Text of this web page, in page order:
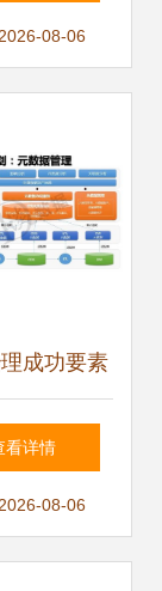
的基石
08-06
成功要素
与数据处
务的基石
看详情
08-06